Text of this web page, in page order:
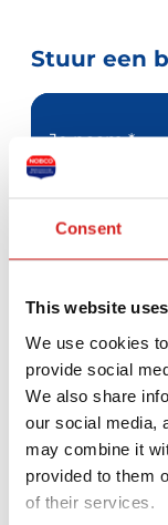
Consent
This website
We use cookies
provide social
We also share
our social media,
may combine it
provided to them
of their services.
Stuur een
Je naam *